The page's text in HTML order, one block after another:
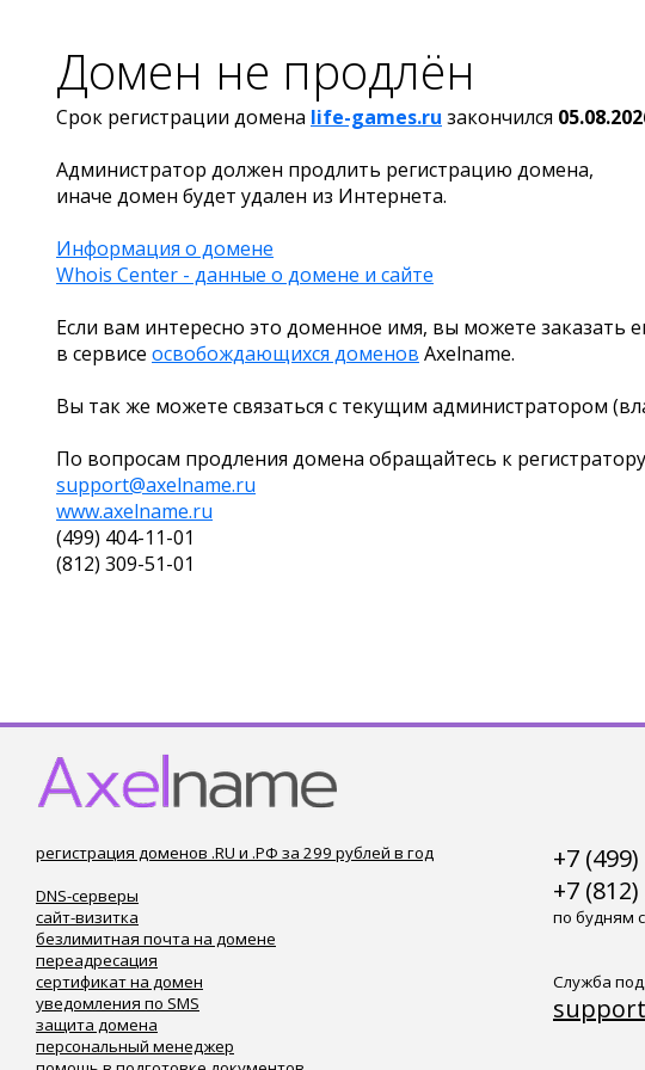
Домен не продлён
Срок регистрации домена life-games.ru закончился
Администратор должен продлить регистрацию домена,
иначе домен будет удален из Интернета.
Информация о домене
Whois Center - данные о домене и сайте
Если вам интересно это доменное имя, вы можете заказать
в сервисе освобождающихся доменов Axelname.
Вы так же можете связаться с текущим администратором
По вопросам продления домена обращайтесь к
support@axelname.ru
www.axelname.ru
(499) 404-11-01
(812) 309-51-01
регистрация доменов .RU и .РФ за 299 рублей в год
DNS-серверы
сайт-визитка
безлимитная почта на домене
переадресация
сертификат на домен
уведомления по SMS
защита домена
персональный менеджер
+7
+7
по будням
Служба